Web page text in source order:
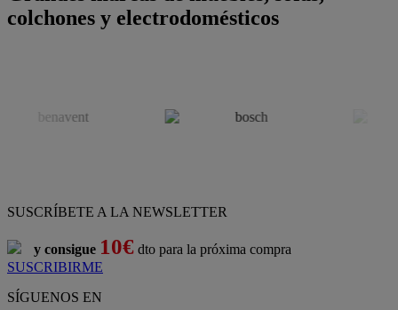
colchones y electrodomésticos
SUSCRÍBETE A LA NEWSLETTER
y consigue 10€ dto para la próxima compra
SUSCRIBIRME
SÍGUENOS EN